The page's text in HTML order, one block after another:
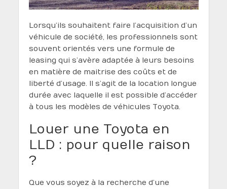
Lorsqu’ils souhaitent faire l’acquisition d’un
véhicule de société, les professionnels sont
souvent orientés vers une formule de
leasing qui s’avère adaptée à leurs besoins
en matière de maitrise des coûts et de
liberté d’usage. Il s’agit de la location longue
durée avec laquelle il est possible d’accéder
à tous les modèles de véhicules Toyota.
Louer une Toyota en
LLD : pour quelle raison
?
Que vous soyez à la recherche d’une